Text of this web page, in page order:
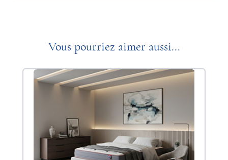
Vous pourriez aimer aussi...